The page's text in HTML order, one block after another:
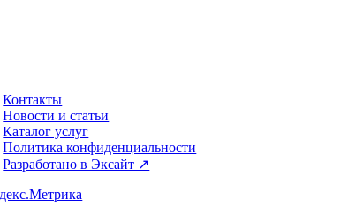
Контакты
Новости и статьи
Каталог услуг
Политика конфиденциальности
Разработано в Эксайт ↗